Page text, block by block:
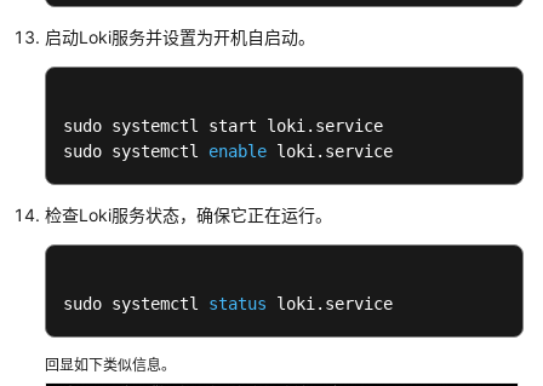
务
器
API
SDK
启动Loki服务并设置为开机自启动。
sudo systemctl start loki.service
sudo systemctl enable loki.service
检查Loki服务状态，确保它正在运行。
sudo systemctl status loki.service
回显如下类似信息。